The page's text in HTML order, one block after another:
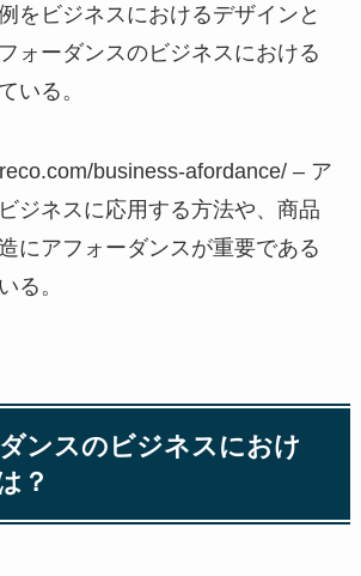
をビジネスにおけるデザインと
ォーダンスのビジネスにおける
いる。
business-afordance/ – ア
ジネスに応用する方法や、商品
にアフォーダンスが重要である
る。
ンスのビジネスにおけ
？